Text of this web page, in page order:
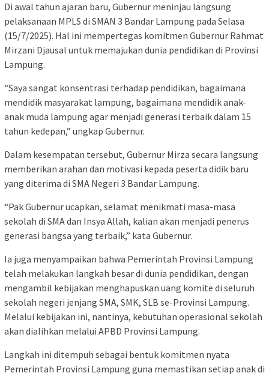
Di awal tahun ajaran baru, Gubernur meninjau langsung
pelaksanaan MPLS di SMAN 3 Bandar Lampung pada Selasa
(15/7/2025). Hal ini mempertegas komitmen Gubernur Rahmat
Mirzani Djausal untuk memajukan dunia pendidikan di Provinsi
Lampung.
“Saya sangat konsentrasi terhadap pendidikan, bagaimana
mendidik masyarakat lampung, bagaimana mendidik anak-
anak muda lampung agar menjadi generasi terbaik dalam 15
tahun kedepan,” ungkap Gubernur.
Dalam kesempatan tersebut, Gubernur Mirza secara langsung
memberikan arahan dan motivasi kepada peserta didik baru
yang diterima di SMA Negeri 3 Bandar Lampung.
“Pak Gubernur ucapkan, selamat menikmati masa-masa
sekolah di SMA dan Insya Allah, kalian akan menjadi penerus
generasi bangsa yang terbaik,” kata Gubernur.
Ia juga menyampaikan bahwa Pemerintah Provinsi Lampung
telah melakukan langkah besar di dunia pendidikan, dengan
mengambil kebijakan menghapuskan uang komite di seluruh
sekolah negeri jenjang SMA, SMK, SLB se-Provinsi Lampung.
Melalui kebijakan ini, nantinya, kebutuhan operasional sekolah
akan dialihkan melalui APBD Provinsi Lampung.
Langkah ini ditempuh sebagai bentuk komitmen nyata
Pemerintah Provinsi Lampung guna memastikan setiap anak di